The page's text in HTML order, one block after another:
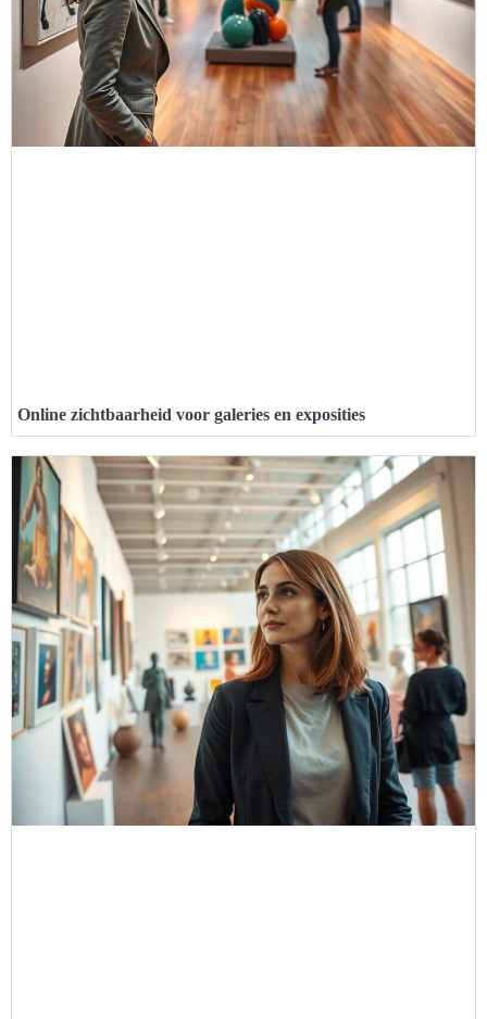
Online zichtbaarheid voor galeries en exposities